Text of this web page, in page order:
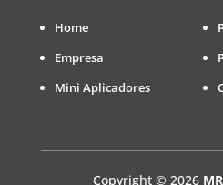
Home
Empresa
Mini Aplicadores
Copyright © 2026